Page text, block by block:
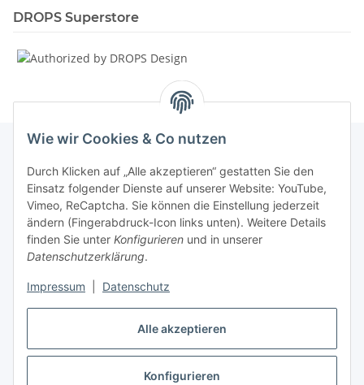
Alle akzeptieren
Konfigurieren
Wie wir Cookies & Co nutzen
Durch Klicken auf „Alle akzeptieren“ gestatten Sie den
Einsatz folgender Dienste auf unserer Website: YouTube,
Vimeo, ReCaptcha. Sie können die Einstellung jederzeit
ändern (Fingerabdruck-Icon links unten). Weitere Details
finden Sie unter Konfigurieren und in unserer
Datenschutzerklärung.
Impressum Datenschutz
DROPS Superstore
Informationen
Unsere Spezialshops
Ladenlokal
Vertrag widerrufen